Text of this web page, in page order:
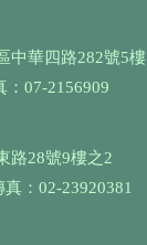
中華四路282號5樓
：07-2156909
路28號9樓之2
：02-23920381